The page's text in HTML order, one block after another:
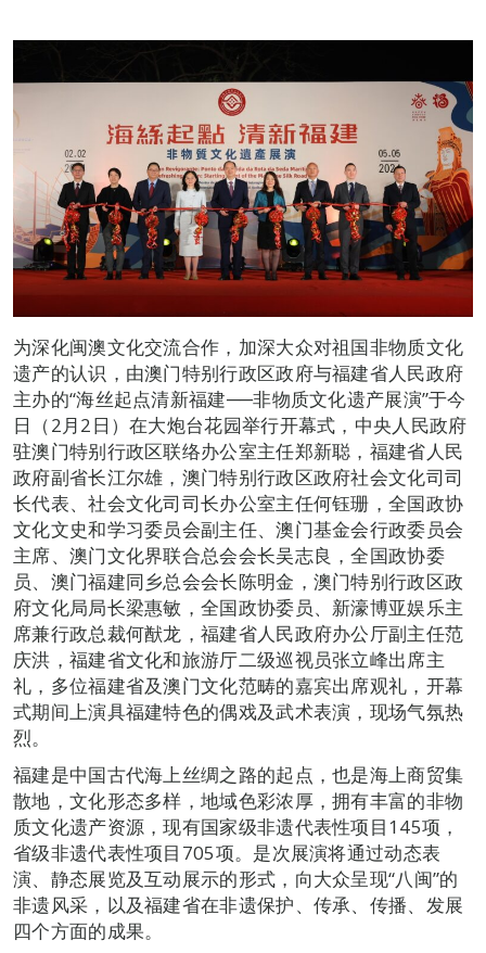
为深化闽澳文化交流合作，加深大众对祖国非物质文化
遗产的认识，由澳门特别行政区政府与福建省人民政府
主办的“海丝起点清新福建──非物质文化遗产展演”于今
日（2月2日）在大炮台花园举行开幕式，中央人民政府
驻澳门特别行政区联络办公室主任郑新聪，福建省人民
政府副省长江尔雄，澳门特别行政区政府社会文化司司
长代表、社会文化司司长办公室主任何钰珊，全国政协
文化文史和学习委员会副主任、澳门基金会行政委员会
主席、澳门文化界联合总会会长吴志良，全国政协委
员、澳门福建同乡总会会长陈明金，澳门特别行政区政
府文化局局长梁惠敏，全国政协委员、新濠博亚娱乐主
席兼行政总裁何猷龙，福建省人民政府办公厅副主任范
庆洪，福建省文化和旅游厅二级巡视员张立峰出席主
礼，多位福建省及澳门文化范畴的嘉宾出席观礼，开幕
式期间上演具福建特色的偶戏及武术表演，现场气氛热
烈。
福建是中国古代海上丝绸之路的起点，也是海上商贸集
散地，文化形态多样，地域色彩浓厚，拥有丰富的非物
质文化遗产资源，现有国家级非遗代表性项目145项，
省级非遗代表性项目705项。是次展演将通过动态表
演、静态展览及互动展示的形式，向大众呈现“八闽”的
非遗风采，以及福建省在非遗保护、传承、传播、发展
四个方面的成果。